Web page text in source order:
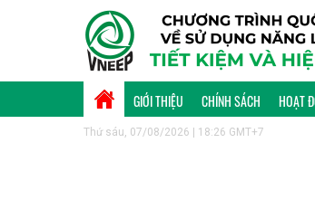
GIỚI THIỆU CHÍNH SÁCH HOẠT
Thứ sáu, 07/08/2026 | 18:26 GMT+7